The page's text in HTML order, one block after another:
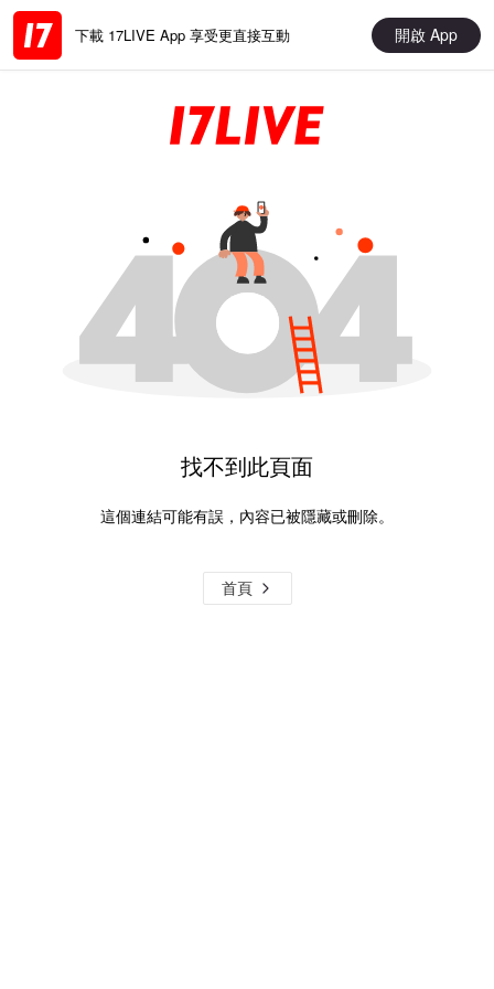
下載 17LIVE App 享受更直接互動 開啟 App
找不到此頁面
這個連結可能有誤，內容已被隱藏或刪除。
首頁